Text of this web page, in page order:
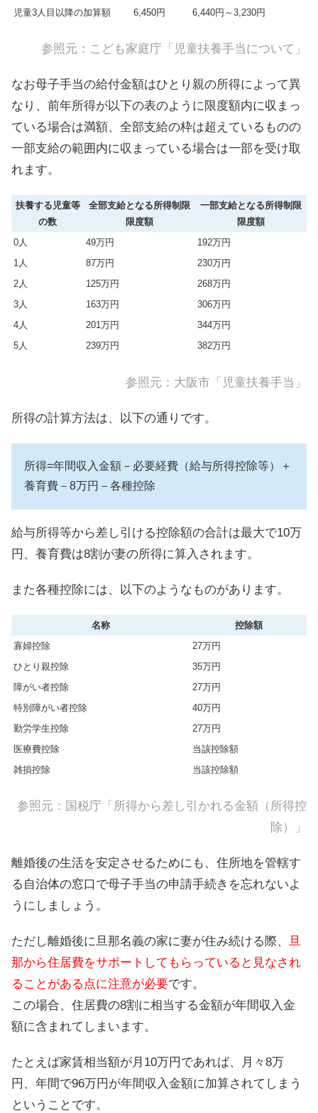
児童3人目以降の加算額 6,450円 6,440円～3,230円
参照元：こども家庭庁「 児童扶養手当について 」
なお母子手当の給付金額はひとり親の所得によって異
なり、前年所得が以下の表のように限度額内に収まっ
ている場合は満額、全部支給の枠は超えているものの
一部支給の範囲内に収まっている場合は一部を受け取
れます。
扶養する児童等
の数
全部支給となる所得制限
限度額
一部支給となる所得制限
限度額
0人
49万円
192万円
1人
87万円
230万円
2人
125万円
268万円
3人
163万円
306万円
4人
201万円
344万円
5人
239万円 382万円
参照元：大阪市「 児童扶養手当 」
所得の計算方法は、以下の通りです。
所得=年間収入金額－必要経費（給与所得控除等）＋
養育費－8万円－各種控除
給与所得等から差し引ける控除額の合計は最大で10万
円、養育費は8割が妻の所得に算入されます。
また各種控除には、以下のようなものがあります。
名称
控除額
寡婦控除
27万円
ひとり親控除
35万円
障がい者控除
27万円
特別障がい者控除
40万円
勤労学生控除
27万円
医療費控除
当該控除額
雑損控除
当該控除額
参照元：国税庁「 所得から差し引かれる金額（所得控
除）
」
離婚後の生活を安定させるためにも、住所地を管轄す
る自治体の窓口で母子手当の申請手続きを忘れないよ
うにしましょう。
ただし離婚後に旦那名義の家に妻が住み続ける際、 旦
那から住居費をサポートしてもらっていると見なされ
ることがある点に注意が必要です。
この場合、住居費の8割に相当する金額が年間収入金
額に含まれてしまいます。
たとえば家賃相当額が月10万円であれば、月々8万
円、年間で96万円が年間収入金額に加算されてしまう
ということです。